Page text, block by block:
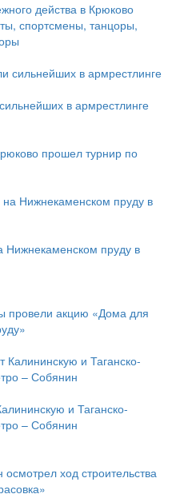
действа в Крюково
спортсмены, танцоры,
в армрестлинге
прошел турнир по
Нижнекаменском пруду в
провели акцию «Дома для
и Таганско-
– Собянин
ход строительства